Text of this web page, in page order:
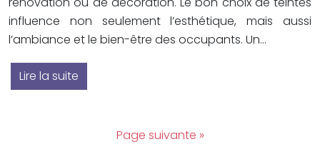
influence non seulement l’esthétique, mais aussi
l’ambiance et le bien-être des occupants. Un…
Lire la suite
Page suivante »